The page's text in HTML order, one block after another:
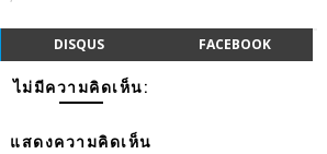
DISQUS FACEBOOK
ไม่มีความคิดเห็น:
แสดงความคิดเห็น